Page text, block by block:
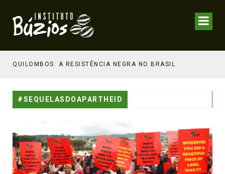
QUILOMBOS: A RESISTÊNCIA NEGRA NO BRASIL
#SEQUELASDOAPARTHEID